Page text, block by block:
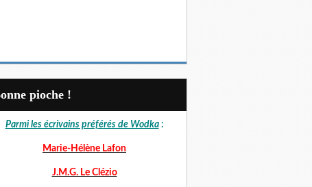
Bonne pioche !
Parmi les écrivains préférés de Wodka:
Marie-Hélène Lafon
J.M.G. Le Clézio